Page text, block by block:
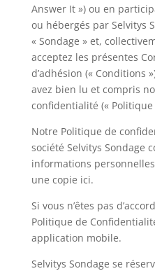
Answer It ») ou en
ou hébergés par Selvitys
« Sondage » et,
acceptez les présentes
d’adhésion (« Conditions
avez bien lu et compris
confidentialité («
Notre Politique de
société Selvitys Sondage
informations
une copie ici.
Si vous n’êtes pas
Politique de
application mobile.
Selvitys Sondage se